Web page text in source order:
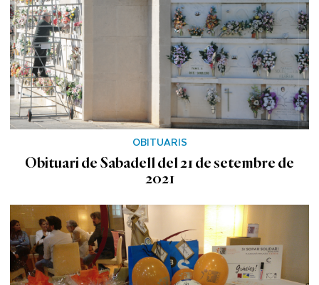
OBITUARIS
Obituari de Sabadell del 21 de setembre de
2021